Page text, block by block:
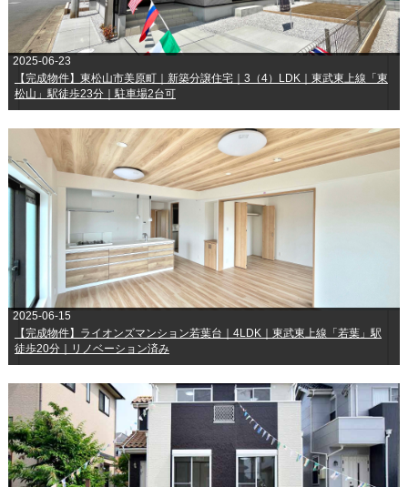
【完成物件】東松山市美原町｜新築分譲住宅｜3（4）LDK｜東武東上線「東
松山」駅徒歩23分｜駐車場2台可
2025-06-23
【完成物件】ライオンズマンション若葉台｜4LDK｜東武東上線「若葉」駅
徒歩20分｜リノベーション済み
2025-06-15